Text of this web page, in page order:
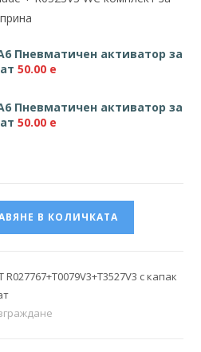
Пневматичен активатор за
50.00 e
Пневматичен активатор за
50.00 e
В КОЛИЧКАТА
с капак